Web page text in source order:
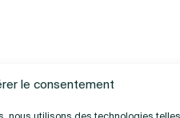
le consentement